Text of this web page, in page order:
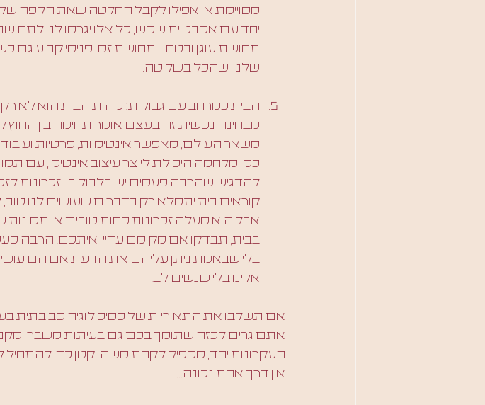
מסויימת או אפילו לקבל החלטה שאת הקפה
יחד עם אמבטיית שמש, כל אלו יגרמו לנו לתחושת
תחושת עוגן ובטחון, תחושת זמן פנימי קבוע
שלנו  שהכל בשליטה.
הבית כמרחב עם גבולות: מהות הבית הוא לא
מבחינה נפשית זה בעצם אומר תחימה בין החוץ
משאר העולם, מאפשר אינטימיות, פרטיות ועיבוד
כמו מלחמה היכולת לייצר עיצוב אינטימי, עם
להדגיש שהרבה פעמים יש בלבול בין זכרונות
קוראים בית יתמלא רק בדברים שעושים לנו
אבל הוא מעלה זכרונות פחות טובים או תמונות
בבית, תבדקו אם מקומם עדיין איתכם. הרבה
בלי שבאמת ניתן עליהם את הדעת אם הם עושים
אלינו בלי שנשים לב.
אם תשלבו את התאוריות של פסיכולוגיה סביבתית
אתם גרים לכזה שתומך בכם גם בעיתות משבר
העקרונות יחד, מספיק לקחת משהו קטן כדי להתחיל
אין דרך אחת נכונה...